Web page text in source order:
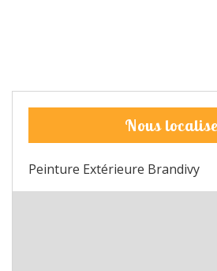
Nous
Peinture Extérieure Brandivy